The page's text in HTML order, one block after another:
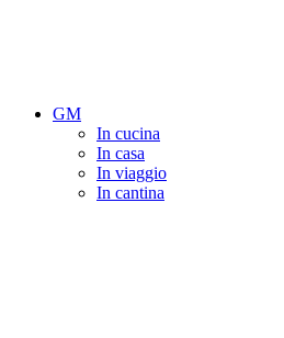
GM
In cucina
In casa
In viaggio
In cantina